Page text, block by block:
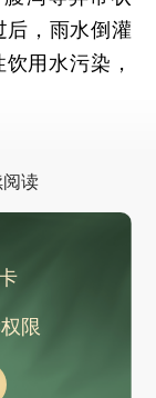
中方：战争亦有规则，然而冲突手段却屡屡突破下限，学校、医院、城镇成为军事行动目标，人道工作者、医务工作者、维和人员成为袭击对象
急败坏
见
后，雨水倒灌
用水污染，
阅读
限